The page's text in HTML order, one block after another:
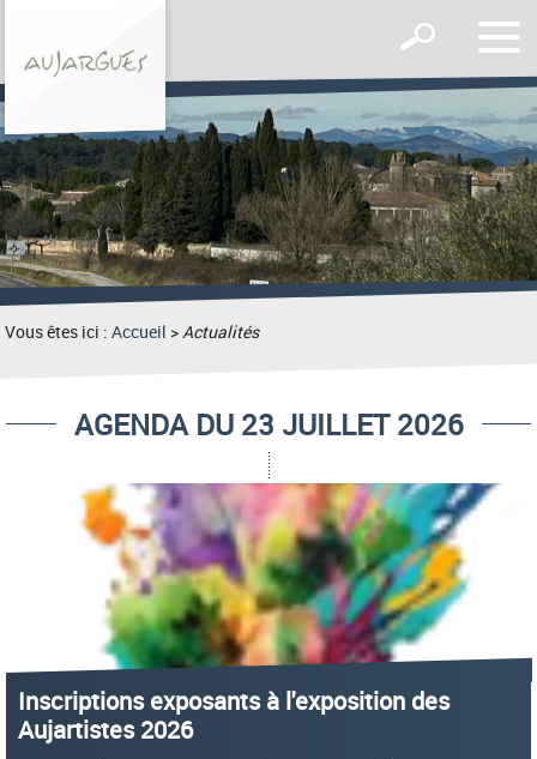
le
Afficher
formulaire
de
recherche
Vous êtes ici :Accueil >Actualités
AGENDA DU 23 JUILLET 2026
Inscriptions exposants à l'exposition des
Aujartistes 2026